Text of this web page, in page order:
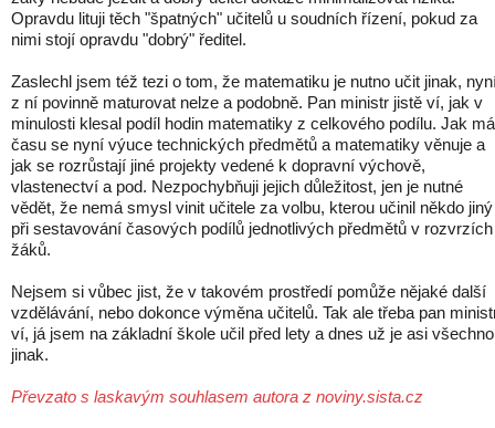
Opravdu lituji těch "špatných" učitelů u soudních řízení, pokud za
nimi stojí opravdu "dobrý" ředitel.
Zaslechl jsem též tezi o tom, že matematiku je nutno učit jinak,
z ní povinně maturovat nelze a podobně. Pan ministr jistě ví, jak v
minulosti klesal podíl hodin matematiky z celkového podílu. Jak
času se nyní výuce technických předmětů a matematiky věnuje a
jak se rozrůstají jiné projekty vedené k dopravní výchově,
vlastenectví a pod. Nezpochybňuji jejich důležitost, jen je nutné
vědět, že nemá smysl vinit učitele za volbu, kterou učinil někdo jiný
při sestavování časových podílů jednotlivých předmětů v rozvrzích
žáků.
Nejsem si vůbec jist, že v takovém prostředí pomůže nějaké další
vzdělávání, nebo dokonce výměna učitelů. Tak ale třeba pan
ví, já jsem na základní škole učil před lety a dnes už je asi všechno
jinak.
Převzato s laskavým souhlasem autora z noviny.sista.cz